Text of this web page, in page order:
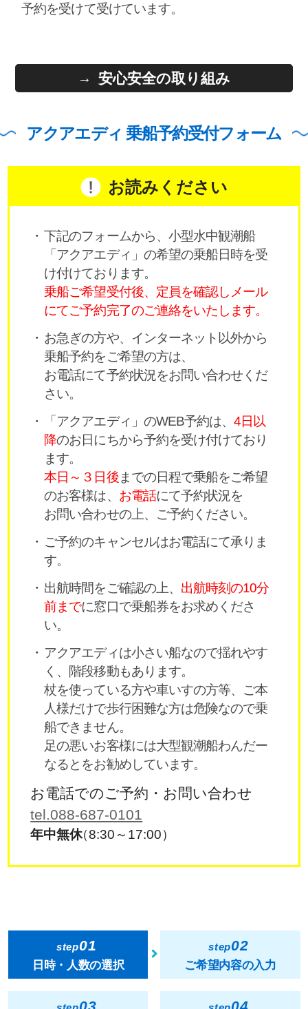
予約を受けて受けています。
安心安全の取り組み
アクアエディ 乗船予約受付フォーム
お読みください
下記のフォームから、小型水中観潮船
「アクアエディ」の希望の乗船日時を受
け付けております。
乗船ご希望受付後、定員を確認しメール
にてご予約完了のご連絡をいたします。
お急ぎの方や、インターネット以外から
乗船予約をご希望の方は、
お電話にて予約状況をお問い合わせくだ
さい。
「アクアエディ」のWEB予約は、4日以
降のお日にちから予約を受け付けており
ます。
本日～３日後までの日程で乗船をご希望
のお客様は、 お電話にて予約状況を
お問い合わせの上、ご予約ください。
ご予約のキャンセルはお電話にて承りま
す。
出航時間をご確認の上、 出航時刻の10分
前までに窓口で乗船券をお求めくださ
い。
アクアエディは小さい船なので揺れやす
く、階段移動もあります。
杖を使っている方や車いすの方等、ご本
人様だけで歩行困難な方は危険なので乗
船できません。
足の悪いお客様には大型観潮船わんだー
なるとをお勧めしています。
お電話でのご予約・お問い合わせ
tel.088-687-0101
年中無休（8:30～17:00）
step01
日時・人数の選択
step02
ご希望内容の入力